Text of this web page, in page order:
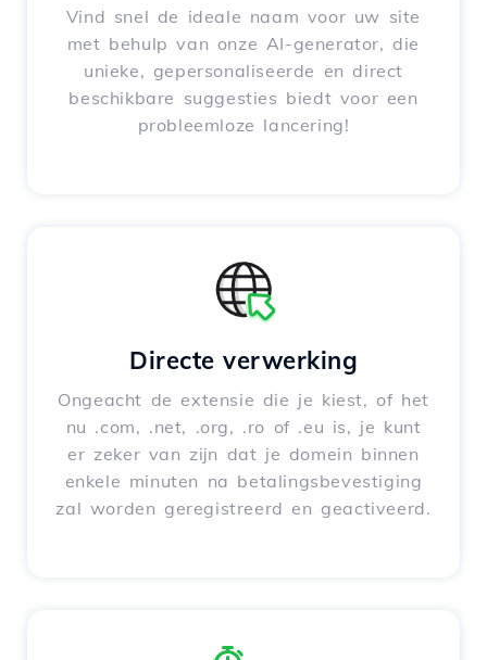
Vind snel de ideale naam voor uw site
met behulp van onze AI-generator, die
unieke, gepersonaliseerde en direct
beschikbare suggesties biedt voor een
probleemloze lancering!
Directe verwerking
Ongeacht de extensie die je kiest, of het
nu .com, .net, .org, .ro of .eu is, je kunt
er zeker van zijn dat je domein binnen
enkele minuten na betalingsbevestiging
zal worden geregistreerd en geactiveerd.